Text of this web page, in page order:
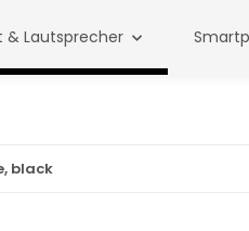
& Lautsprecher
black